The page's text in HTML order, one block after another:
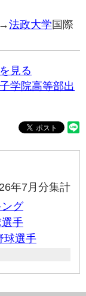
法政大学 国際
見る
学院高等部出
年7月分集計
グ
手
球選手